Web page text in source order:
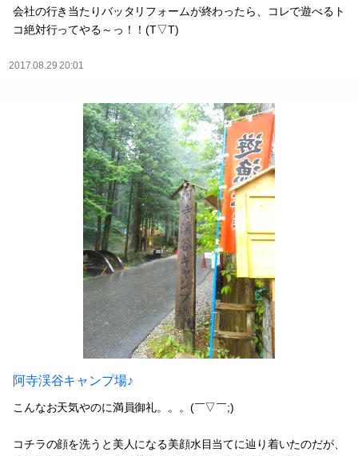
会社の行き当たりバッタリフォームが終わったら、コレで遊べるト
コ絶対行ってやる～っ！！(T▽T)
2017.08.29 20:01
阿寺渓谷キャンプ場♪
こんなお天気やのに満員御礼。。。(￣▽￣;)
コチラの顔を洗うと美人になる美顔水目当てに辿り着いたのだが、